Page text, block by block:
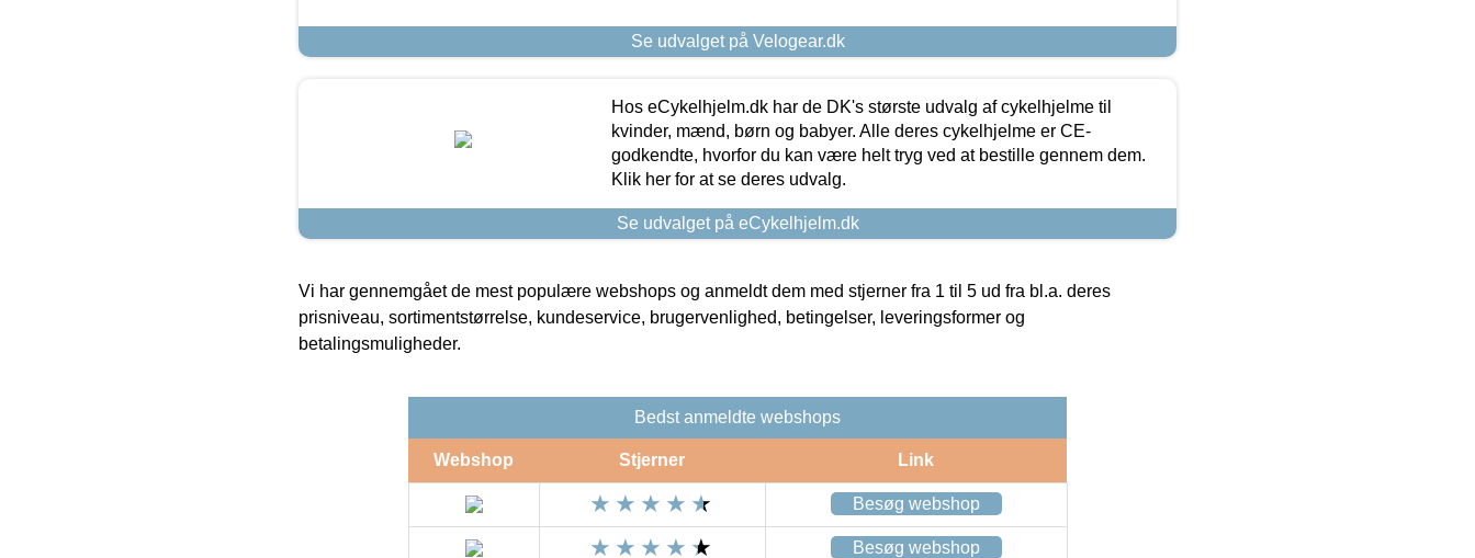
Se udvalget på Velogear.dk
Hos eCykelhjelm.dk har de DK's største udvalg af cykelhjelme til
kvinder, mænd, børn og babyer. Alle deres cykelhjelme er CE-
godkendte, hvorfor du kan være helt tryg ved at bestille gennem dem.
Klik her for at se deres udvalg.
Se udvalget på eCykelhjelm.dk
Vi har gennemgået de mest populære webshops og anmeldt dem med stjerner fra 1 til 5 ud fra bl.a. deres
prisniveau, sortimentstørrelse, kundeservice, brugervenlighed, betingelser, leveringsformer og
betalingsmuligheder.
Bedst anmeldte webshops
Webshop Stjerner Link
Besøg webshop
Besøg webshop